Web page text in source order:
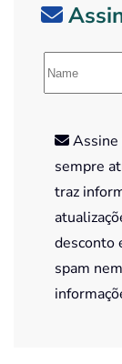
Assine
sempre
traz
desconto
spam